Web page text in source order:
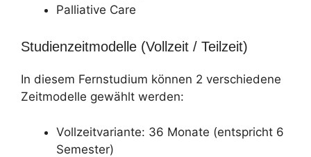
Palliative Care
Studienzeitmodelle (Vollzeit / Teilzeit)
In diesem Fernstudium können 2 verschiedene
Zeitmodelle gewählt werden:
Vollzeitvariante: 36 Monate (entspricht 6
Semester)